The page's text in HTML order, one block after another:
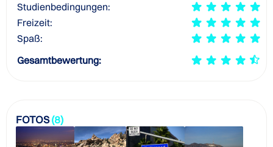
Studienbedingungen:
Freizeit:
Spaß:
Gesamtbewertung:
FOTOS(8)